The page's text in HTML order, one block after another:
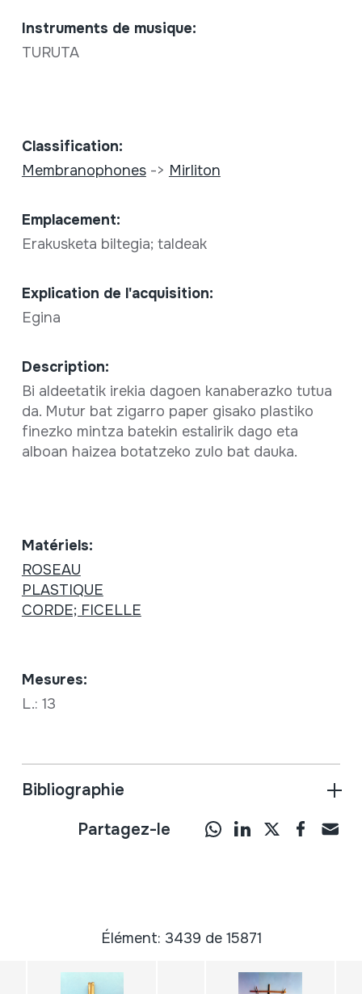
Instruments de musique:
TURUTA
Classification:
Membranophones-> Mirliton
Emplacement:
Erakusketa biltegia; taldeak
Explication de l'acquisition:
Egina
Description:
Bi aldeetatik irekia dagoen kanaberazko tutua
da. Mutur bat zigarro paper gisako plastiko
finezko mintza batekin estalirik dago eta
alboan haizea botatzeko zulo bat dauka.
Matériels:
ROSEAU
PLASTIQUE
CORDE; FICELLE
Mesures:
L.: 13
Bibliographie
Partagez-le
Élément: 3439 de 15871